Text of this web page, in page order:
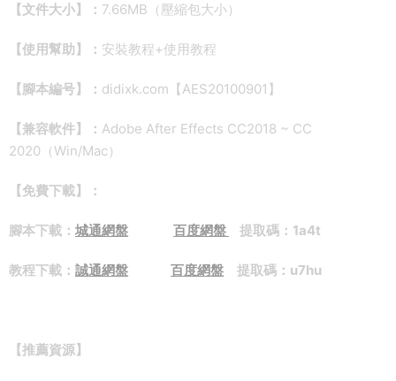
【文件大小】： 7.66MB（壓縮包大小）
【使用幫助】： 安裝教程+使用教程
【腳本編号】： didixk.com【AES20100901】
【兼容軟件】： Adobe After Effects CC2018 ~ CC
2020（Win/Mac）
【免費下載】：
腳本下載： 城通網盤 百度網盤 提取碼：1a4t
教程下載： 誠通網盤 百度網盤 提取碼：u7hu
【推薦資源】